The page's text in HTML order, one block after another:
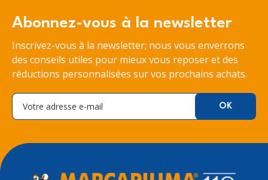
Abonnez-vous à la newsletter
Inscrivez-vous à la newsletter; nous vous enverrons
des conseils utiles pour mieux vous reposer et des
réductions personnalisées sur vos prochains achats.